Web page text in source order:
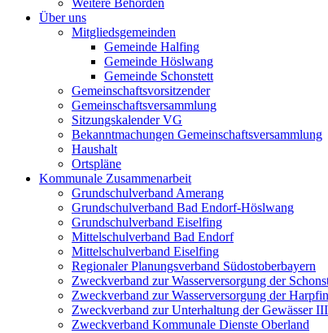
Weitere Behörden
Über uns
Mitgliedsgemeinden
Gemeinde Halfing
Gemeinde Höslwang
Gemeinde Schonstett
Gemeinschaftsvorsitzender
Gemeinschaftsversammlung
Sitzungskalender VG
Bekanntmachungen Gemeinschaftsversammlung
Haushalt
Ortspläne
Kommunale Zusammenarbeit
Grundschulverband Amerang
Grundschulverband Bad Endorf-Höslwang
Grundschulverband Eiselfing
Mittelschulverband Bad Endorf
Mittelschulverband Eiselfing
Regionaler Planungsverband Südostoberbayern
Zweckverband zur Wasserversorgung der
Zweckverband zur Wasserversorgung der
Zweckverband zur Unterhaltung der Gewässer
Zweckverband Kommunale Dienste Oberland